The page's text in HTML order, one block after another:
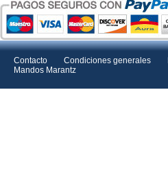
Contacto Condiciones generales
Mandos Marantz